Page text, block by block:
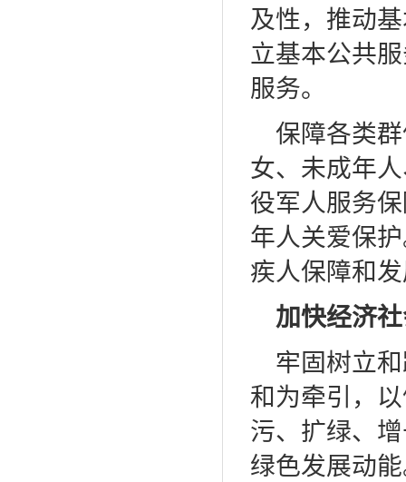
及性，推动
立基本公共
服务。
保障各类
女、未成年
役军人服务
年人关爱保
疾人保障和
加快经济
牢固树立
和为牵引，
污、扩绿、
绿色发展动